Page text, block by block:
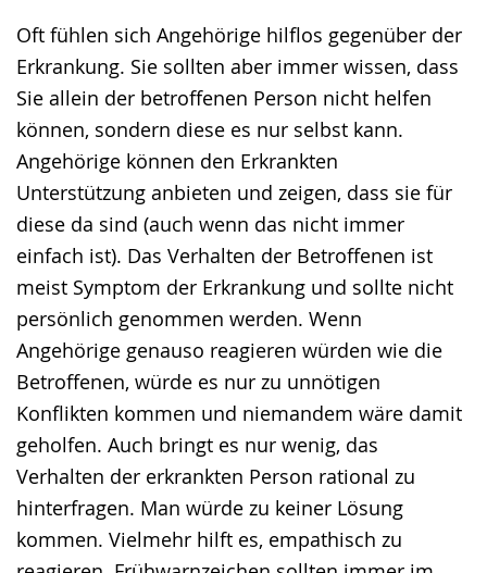
Oft fühlen sich Angehörige hilflos gegenüber der
Erkrankung. Sie sollten aber immer wissen, dass
Sie allein der betroffenen Person nicht helfen
können, sondern diese es nur selbst kann.
Angehörige können den Erkrankten
Unterstützung anbieten und zeigen, dass sie für
diese da sind (auch wenn das nicht immer
einfach ist). Das Verhalten der Betroffenen ist
meist Symptom der Erkrankung und sollte nicht
persönlich genommen werden. Wenn
Angehörige genauso reagieren würden wie die
Betroffenen, würde es nur zu unnötigen
Konflikten kommen und niemandem wäre damit
geholfen. Auch bringt es nur wenig, das
Verhalten der erkrankten Person rational zu
hinterfragen. Man würde zu keiner Lösung
kommen. Vielmehr hilft es, empathisch zu
Gebärdensprache
wird
angezeigt.